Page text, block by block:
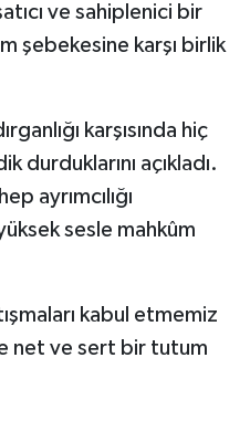
ve sahiplenici bir
şebekesine karşı birlik
karşısında hiç
durduklarını açıkladı.
ayrımcılığı
sesle mahkûm
kabul etmemiz
net ve sert bir tutum